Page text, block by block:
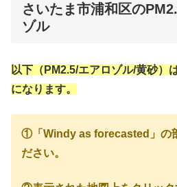
さいたま市浦和区の
ゾル
以下（PM2.5/エアロゾル/黄砂）
になります。
①「Windy as forecasted」の
ださい。